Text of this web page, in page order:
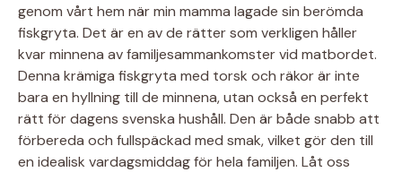
genom vårt hem när min mamma lagade sin berömda
fiskgryta. Det är en av de rätter som verkligen håller
kvar minnena av familjesammankomster vid matbordet.
Denna krämiga fiskgryta med torsk och räkor är inte
bara en hyllning till de minnena, utan också en perfekt
rätt för dagens svenska hushåll. Den är både snabb att
förbereda och fullspäckad med smak, vilket gör den till
en idealisk vardagsmiddag för hela familjen. Låt oss